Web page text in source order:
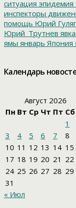
ситуация эпидемия
инспекторы
помощь Юрий
Юрий_Трутнев
ямы январь Япония
Календарь
Август 2026
Пн Вт Ср Чт Пт Сб
1
3
4 5 6 7 8
10 11 12 13 14 15
17 18 19 20 21 22
24 25 26 27 28 29
31
« Июл